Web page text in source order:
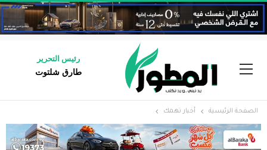
رئيس التحرير
طارق شلتوت
الصفحة الرئيسية أخبار تهمك